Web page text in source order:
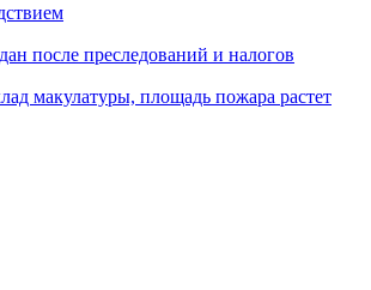
после преследований и налогов
макулатуры, площадь пожара растет